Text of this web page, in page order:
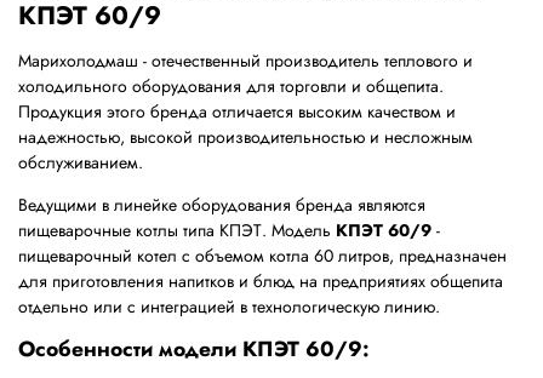
КПЭТ 60/9
Марихолодмаш - отечественный производитель теплового и
холодильного оборудования для торговли и общепита.
Продукция этого бренда отличается высоким качеством и
надежностью, высокой производительностью и несложным
обслуживанием.
Ведущими в линейке оборудования бренда являются
пищеварочные котлы типа КПЭТ. Модель КПЭТ 60/9 -
пищеварочный котел с объемом котла 60 литров, предназначен
для приготовления напитков и блюд на предприятиях общепита
отдельно или с интеграцией в технологическую линию.
Особенности модели КПЭТ 60/9: